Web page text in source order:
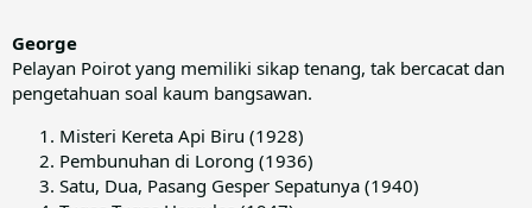
George
Pelayan Poirot yang memiliki sikap tenang, tak bercacat dan
pengetahuan soal kaum bangsawan.
Misteri Kereta Api Biru (1928)
Pembunuhan di Lorong (1936)
Satu, Dua, Pasang Gesper Sepatunya (1940)